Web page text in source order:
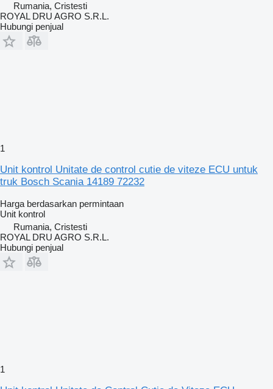
Rumania, Cristesti
ROYAL DRU AGRO S.R.L.
Hubungi penjual
1
Unit kontrol Unitate de control cutie de viteze ECU untuk
truk Bosch Scania 14189 72232
Harga berdasarkan permintaan
Unit kontrol
Rumania, Cristesti
ROYAL DRU AGRO S.R.L.
Hubungi penjual
1